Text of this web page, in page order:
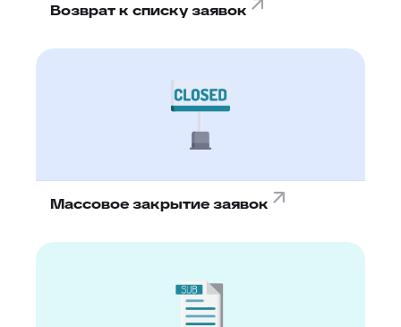
Возврат к списку заявок
Массовое закрытие заявок